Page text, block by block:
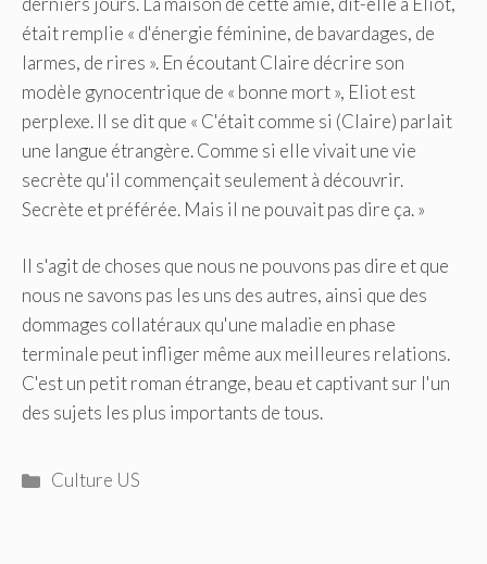
était remplie « d'énergie féminine, de bavardages, de
larmes, de rires ». En écoutant Claire décrire son
modèle gynocentrique de « bonne mort », Eliot est
perplexe. Il se dit que « C'était comme si (Claire) parlait
une langue étrangère. Comme si elle vivait une vie
secrète qu'il commençait seulement à découvrir.
Secrète et préférée. Mais il ne pouvait pas dire ça. »
Il s'agit de choses que nous ne pouvons pas dire et que
nous ne savons pas les uns des autres, ainsi que des
dommages collatéraux qu'une maladie en phase
terminale peut infliger même aux meilleures relations.
C'est un petit roman étrange, beau et captivant sur l'un
des sujets les plus importants de tous.
Catégories
Culture US